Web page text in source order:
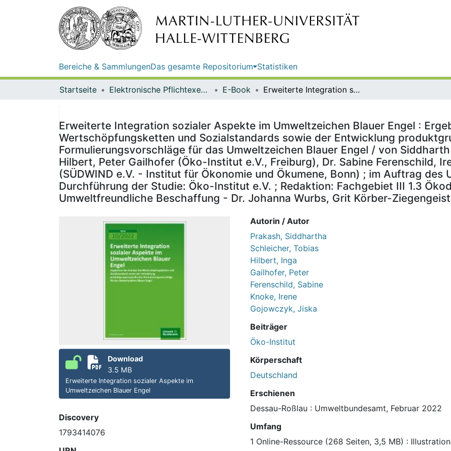
Bereiche & SammlungenDas gesamte Repositorium Statistiken
Startseite Elektronische Pflichtexemplare E-Book Erweiterte Integration sozialer Aspekte im Umweltzeichen Blauer Engel : Ergebnisse der Analyse der Wertschöpfungsketten und Sozialstandards sowie der Entwicklung produktgruppenspezifischer Formulierungsvorschläge für das Umweltzeichen Blauer Engel / von Siddharth Prakash, Tobias Schleicher, Inga Hilbert, Peter Gailhofer (Öko-Institut e.V., Freiburg), Dr. Sabine Ferenschild, Irene Knoke, Jiska Gojowczyk (SÜDWIND e.V. - Institut für Ökonomie und Ökumene, Bonn) ; im Auftrag des Umweltbundesamtes ; Durchführung der Studie: Öko-Institut e.V. ; Redaktion: Fachgebiet III 1.3 Ökodesign, Umweltkennzeichnung, Umweltfreundliche Beschaffung - Dr. Johanna Wurbs, Grit Körber-Ziegengeist, Dr. Sally Otto
Erweiterte Integration sozialer Aspekte im Umweltzeichen Blauer Engel :
Wertschöpfungsketten und Sozialstandards sowie der Entwicklung
Formulierungsvorschläge für das Umweltzeichen Blauer Engel / von
Hilbert, Peter Gailhofer (Öko-Institut e.V., Freiburg), Dr. Sabine Ferenschild,
(SÜDWIND e.V. - Institut für Ökonomie und Ökumene, Bonn) ; im Auftrag des
Durchführung der Studie: Öko-Institut e.V. ; Redaktion: Fachgebiet III 1.3
Umweltfreundliche Beschaffung - Dr. Johanna Wurbs, Grit Körber-
Download
3.5 MB
Erweiterte Integration sozialer Aspekte im
Umweltzeichen Blauer Engel
Discovery
1793414076
Autorin / Autor
Prakash, Siddhartha
Schleicher, Tobias
Hilbert, Inga
Gailhofer, Peter
Ferenschild, Sabine
Knoke, Irene
Gojowczyk, Jiska
Beiträger
Öko-Institut
Körperschaft
Deutschland
Erschienen
Dessau-Roßlau : Umweltbundesamt, Februar 2022
Umfang
1 Online-Ressource (268 Seiten, 3,5 MB) :